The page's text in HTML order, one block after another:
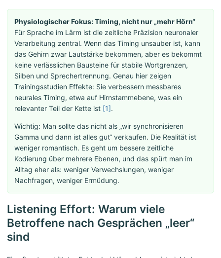
Physiologischer Fokus: Timing, nicht nur „mehr Hörn“
Für Sprache im Lärm ist die zeitliche Präzision neuronaler
Verarbeitung zentral. Wenn das Timing unsauber ist, kann
das Gehirn zwar Lautstärke bekommen, aber es bekommt
keine verlässlichen Bausteine für stabile Wortgrenzen,
Silben und Sprechertrennung. Genau hier zeigen
Trainingsstudien Effekte: Sie verbessern messbares
neurales Timing, etwa auf Hirnstammebene, was ein
relevanter Teil der Kette ist [1].
Wichtig: Man sollte das nicht als „wir synchronisieren
Gamma und dann ist alles gut“ verkaufen. Die Realität ist
weniger romantisch. Es geht um bessere zeitliche
Kodierung über mehrere Ebenen, und das spürt man im
Alltag eher als: weniger Verwechslungen, weniger
Nachfragen, weniger Ermüdung.
Listening Effort: Warum viele
Betroffene nach Gesprächen „leer“
sind